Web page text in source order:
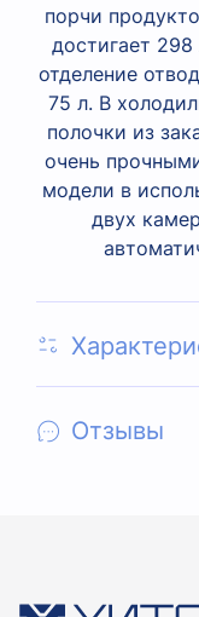
порчи
достигает
отделение
75 л. В
полочки из
очень
модели в
двух
Отзывы